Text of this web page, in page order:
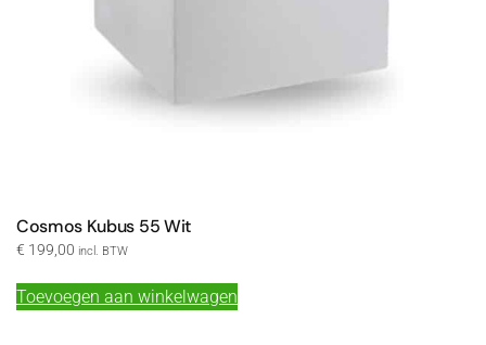
Cosmos Kubus 55 Wit
€ 199,00 incl. BTW
Toevoegen aan winkelwagen